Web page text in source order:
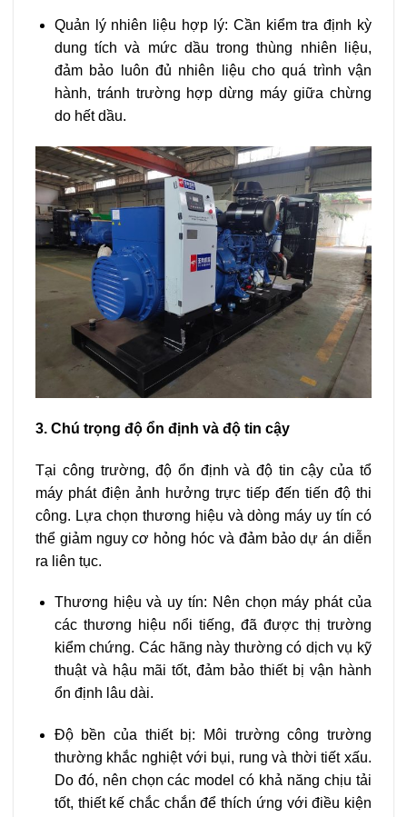
Quản lý nhiên liệu hợp lý: Cần kiểm tra định kỳ
dung tích và mức dầu trong thùng nhiên liệu,
đảm bảo luôn đủ nhiên liệu cho quá trình vận
hành, tránh trường hợp dừng máy giữa chừng
do hết dầu.
3. Chú trọng độ ổn định và độ tin cậy
Tại công trường, độ ổn định và độ tin cậy của tổ
máy phát điện ảnh hưởng trực tiếp đến tiến độ thi
công. Lựa chọn thương hiệu và dòng máy uy tín có
thể giảm nguy cơ hỏng hóc và đảm bảo dự án diễn
ra liên tục.
Thương hiệu và uy tín: Nên chọn máy phát của
các thương hiệu nổi tiếng, đã được thị trường
kiểm chứng. Các hãng này thường có dịch vụ kỹ
thuật và hậu mãi tốt, đảm bảo thiết bị vận hành
ổn định lâu dài.
Độ bền của thiết bị: Môi trường công trường
thường khắc nghiệt với bụi, rung và thời tiết xấu.
Do đó, nên chọn các model có khả năng chịu tải
tốt, thiết kế chắc chắn để thích ứng với điều kiện